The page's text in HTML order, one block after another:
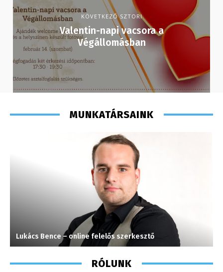
KÖVETKEZŐ SZTORI
Valentin-napi vacsora a
Végállomásban
MUNKATÁRSAINK
Lukács Bence – online felelős szerkesztő
RÓLUNK